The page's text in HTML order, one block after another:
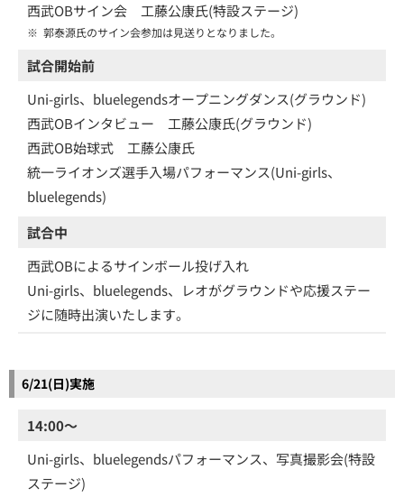
西武OBサイン会 工藤公康氏(特設ステージ)
※ 郭泰源氏のサイン会参加は見送りとなりました。
試合開始前
Uni-girls、bluelegendsオープニングダンス(グラウンド)
西武OBインタビュー 工藤公康氏(グラウンド)
西武OB始球式 工藤公康氏
統一ライオンズ選手入場パフォーマンス(Uni-girls、
bluelegends)
試合中
西武OBによるサインボール投げ入れ
Uni-girls、bluelegends、レオがグラウンドや応援ステー
ジに随時出演いたします。
6/21(日)実施
14:00～
Uni-girls、bluelegendsパフォーマンス、写真撮影会(特設
ステージ)